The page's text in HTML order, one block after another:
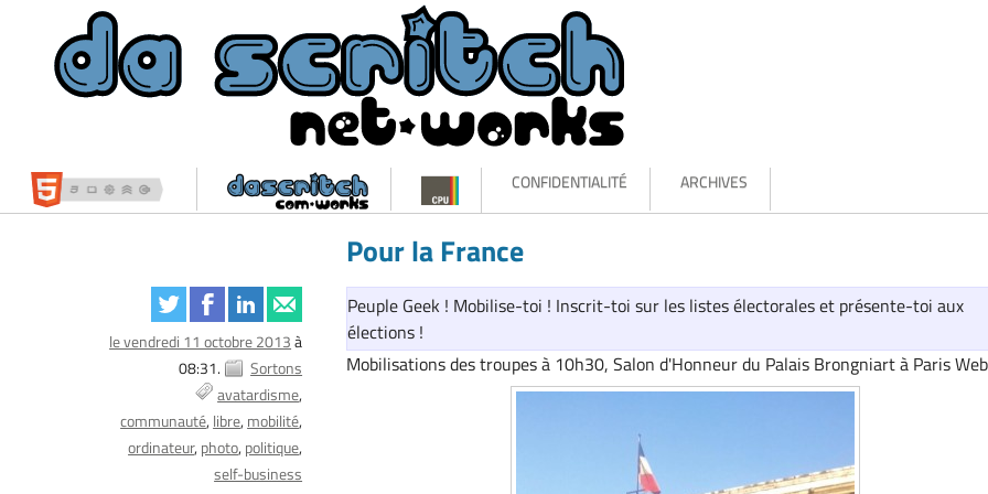
CONFIDENTIALITÉ ARCHIVES
Pour la France
le vendredi 11 octobre 2013à
08:31.
Sortons
avatardisme
communauté libre mobilité
ordinateur photo politique
self-business
Peuple Geek ! Mobilise-toi ! Inscrit-toi sur les listes électorales et présente-toi aux
élections !
Mobilisations des troupes à 10h30, Salon d'Honneur du Palais Brongniart à Paris